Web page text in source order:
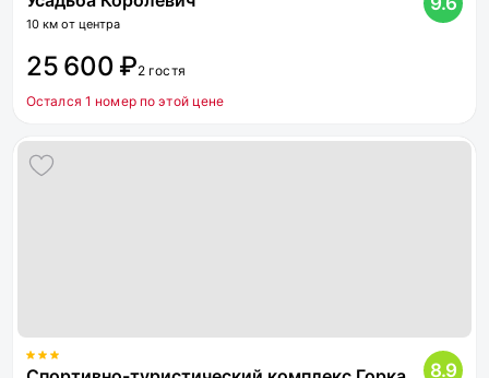
10 км от центра
25 600 ₽2 гостя
Остался 1 номер по этой цене
8.9